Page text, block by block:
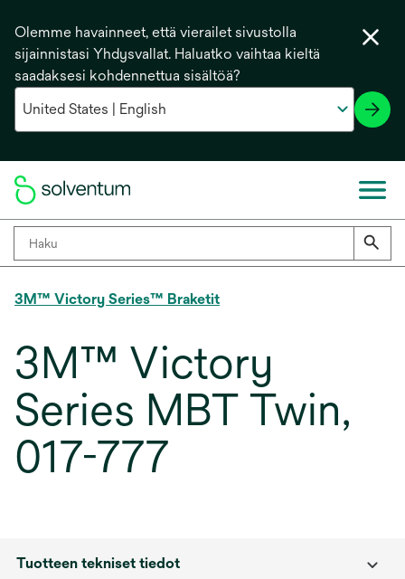
Olemme havainneet, että vierailet sivustolla
sijainnistasi Yhdysvallat. Haluatko vaihtaa kieltä
saadaksesi kohdennettua sisältöä?
3M™ Victory Series™ Braketit
3M™ Victory
Series MBT Twin,
017-777
Tuotteen tekniset tiedot